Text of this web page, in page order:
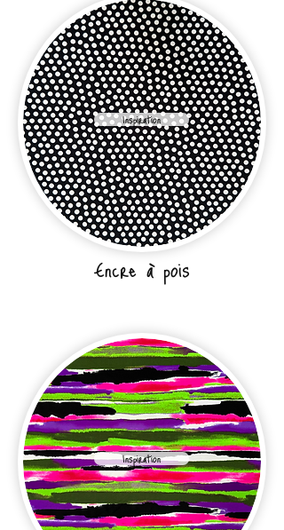
Inspiration
Encre à pois
Inspiration